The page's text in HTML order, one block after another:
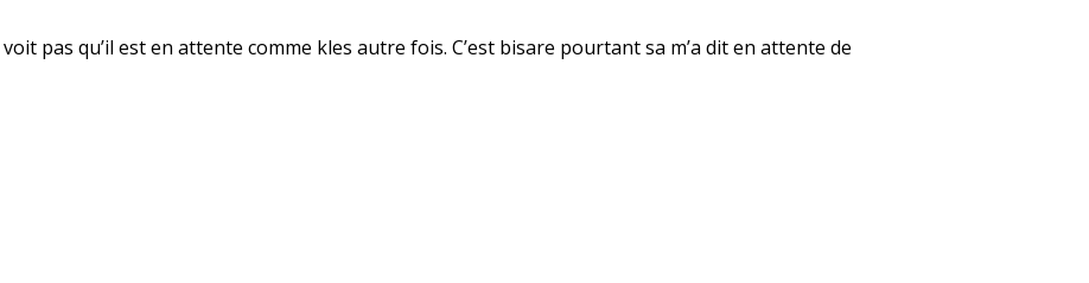
pas qu’il est en attente comme kles autre fois. C’est bisare pourtant sa m’a dit en attente de